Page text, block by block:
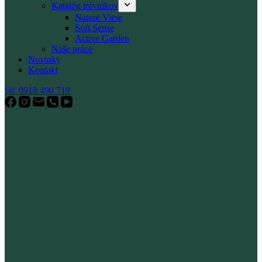
Katalóg trávnikov
Nature View
Soft Sense
Active Garden
Naše práce
Novinky
Kontakt
☏ 0918 490 719